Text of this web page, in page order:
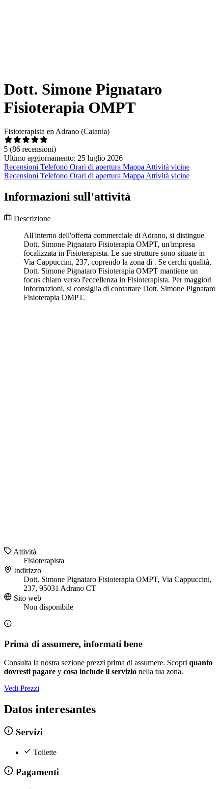
Dott. Simone Pignataro
Fisioterapia OMPT
Fisioterapista en Adrano (Catania)
5 (86 recensioni)
Ultimo aggiornamento: 25 luglio 2026
Recensioni Telefono Orari di apertura Mappa Attività vicine
Recensioni Telefono Orari di apertura Mappa Attività vicine
Informazioni sull'attività
Descrizione
All'interno dell'offerta commerciale di Adrano, si distingue
Dott. Simone Pignataro Fisioterapia OMPT, un'impresa
focalizzata in Fisioterapista. Le sue strutture sono situate in
Via Cappuccini, 237, coprendo la zona di . Se cerchi qualità,
Dott. Simone Pignataro Fisioterapia OMPT mantiene un
focus chiaro verso l'eccellenza in Fisioterapista. Per maggiori
informazioni, si consiglia di contattare Dott. Simone Pignataro
Fisioterapia OMPT.
Attività
Fisioterapista
Indirizzo
Dott. Simone Pignataro Fisioterapia OMPT, Via Cappuccini,
237, 95031 Adrano CT
Sito web
Non disponibile
Prima di assumere, informati bene
Consulta la nostra sezione prezzi prima di assumere. Scopri quanto
dovresti pagare y cosa include il servizio nella tua zona.
Vedi Prezzi
Datos interesantes
Servizi
Toilette
Pagamenti